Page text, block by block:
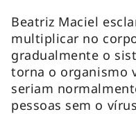
Beatriz Maciel
multiplicar no
gradualmente o
torna o organismo
seriam
pessoas sem o